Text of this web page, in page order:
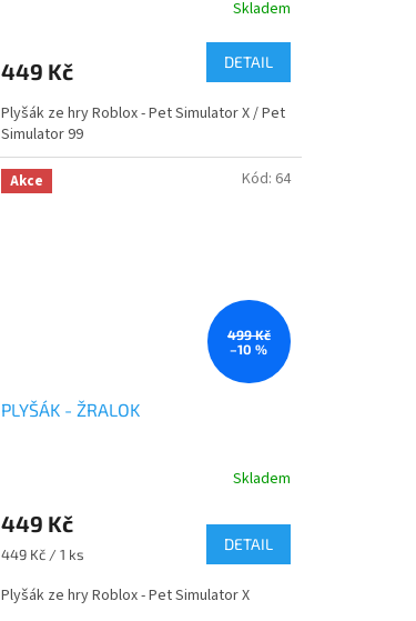
Skladem
449 Kč DETAIL
Plyšák ze hry Roblox - Pet Simulator X / Pet
Simulator 99
Akce
499 Kč
–10 %
PLYŠÁK - ŽRALOK
produktu
je
4,8
z
Skladem
449 Kč
Měrná
449 Kč / 1 ks
DETAIL
Plyšák ze hry Roblox - Pet Simulator X
Kód: 64